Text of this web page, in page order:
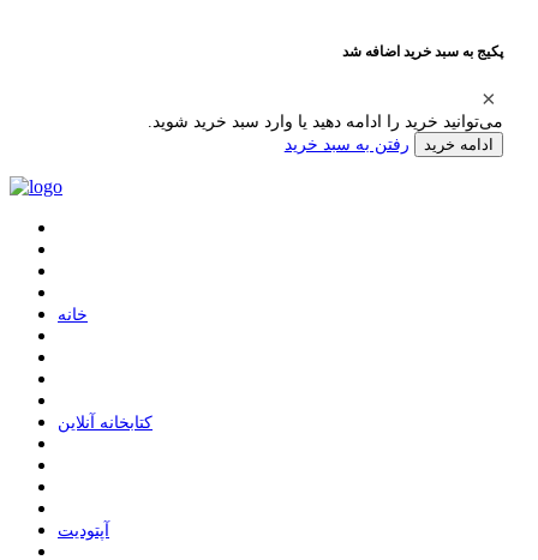
پکیج به سبد خرید اضافه شد
می‌توانید خرید را ادامه دهید یا وارد سبد خرید شوید.
ادامه خرید رفتن به سبد خرید
ﺧﺎﻧﻪ
ﮐﺘﺎﺑﺨﺎﻧﻪ ﺁﻧﻼﯾﻦ
ﺁﭘﺘﻮﺩﯾﺖ